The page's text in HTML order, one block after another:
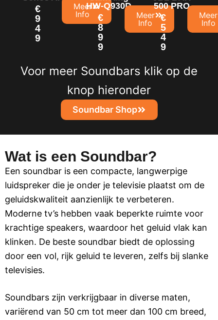
€
9
4
9
Meer
Info
HW-Q930D
€
8
9
9
Meer
Info
500 PRO
€
5
4
9
Meer
Info
Voor meer Soundbars klik op de
knop hieronder
Soundbar Shop
Wat is een Soundbar?
Een soundbar is een compacte, langwerpige
luidspreker die je onder je televisie plaatst om de
geluidskwaliteit aanzienlijk te verbeteren.
Moderne tv’s hebben vaak beperkte ruimte voor
krachtige speakers, waardoor het geluid vlak kan
klinken. De beste soundbar biedt de oplossing
door een vol, rijk geluid te leveren, zelfs bij slanke
televisies.
Soundbars zijn verkrijgbaar in diverse maten,
variërend van 50 cm tot meer dan 100 cm breed,